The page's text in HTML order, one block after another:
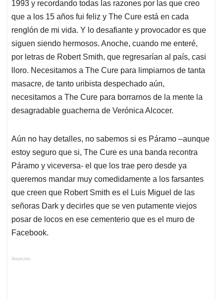
1993 y recordando todas las razones por las que creo
que a los 15 años fui feliz y The Cure está en cada
renglón de mi vida. Y lo desafiante y provocador es que
siguen siendo hermosos. Anoche, cuando me enteré,
por letras de Robert Smith, que regresarían al país, casi
lloro. Necesitamos a The Cure para limpiarnos de tanta
masacre, de tanto uribista despechado aún,
necesitamos a The Cure para borrarnos de la mente la
desagradable guacherna de Verónica Alcocer.
Aún no hay detalles, no sabemos si es Páramo –aunque
estoy seguro que si, The Cure es una banda recontra
Páramo y viceversa- el que los trae pero desde ya
queremos mandar muy comedidamente a los farsantes
que creen que Robert Smith es el Luis Miguel de las
señoras Dark y decirles que se ven putamente viejos
posar de locos en ese cementerio que es el muro de
Facebook.
Anuncios.